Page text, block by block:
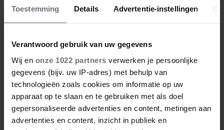
Toestemming Details Advertentie-instellingen
Verantwoord gebruik van uw gegevens
Wij en onze 1022 partners verwerken je persoonlijke
gegevens (bijv. uw IP-adres) met behulp van
technologieën zoals cookies om informatie op uw
apparaat op te slaan en te gebruiken met als doel
gepersonaliseerde advertenties en content, metingen aan
advertenties en content, inzicht in publiek en
de feestdagen